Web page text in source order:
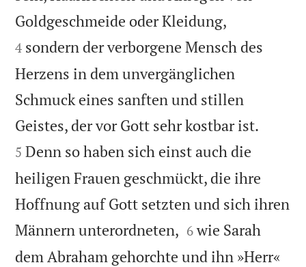
Goldgeschmeide oder Kleidung,
4 sondern der verborgene Mensch des
Herzens in dem unvergänglichen
Schmuck eines sanften und stillen
Geistes, der vor Gott sehr kostbar ist.
5 Denn so haben sich einst auch die
heiligen Frauen geschmückt, die ihre
Hoffnung auf Gott setzten und sich ihren
Männern unterordneten, 

6 wie Sarah
dem Abraham gehorchte und ihn »Herr«